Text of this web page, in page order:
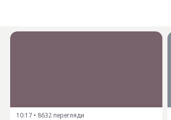
10:17 • 8632 перегляди